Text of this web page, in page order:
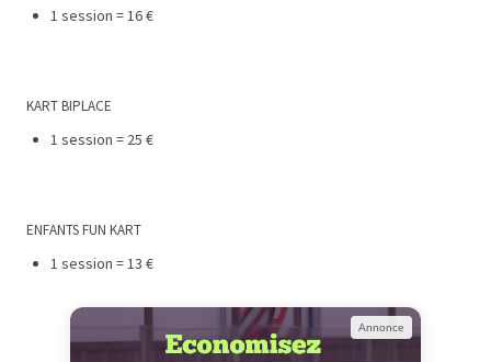
1 session = 16 €
KART BIPLACE
1 session = 25 €
ENFANTS FUN KART
1 session = 13 €
Annonce